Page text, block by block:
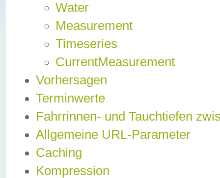
Water
Measurement
Timeseries
CurrentMeasurement
Vorhersagen
Terminwerte
Fahrrinnen- und Tauchtiefen
Allgemeine URL-Parameter
Caching
Kompression